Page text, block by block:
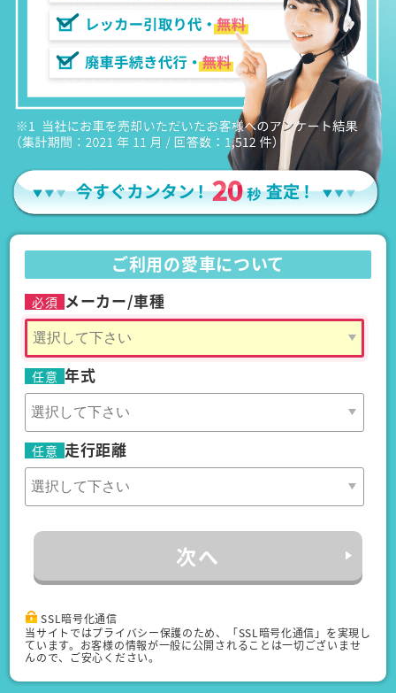
ご利用の愛車について
必須 メーカー/車種
任意 年式
任意 走行距離
次へ
SSL暗号化通信
当サイトではプライバシー保護のため、「SSL暗号化通信」を実現し
ています。お客様の情報が一般に公開されることは一切ございませ
んので、ご安心ください。